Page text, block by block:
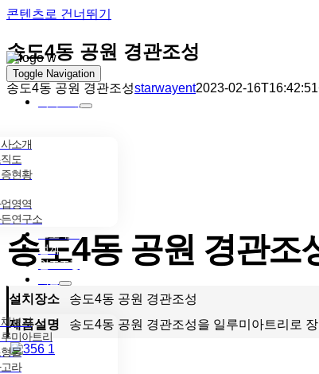
콘텐츠로 건너뛰기
Toggle Navigation
소개
도
현황
영역
연구소
설계
인조조경
보기
미아트리
물
라
송도4동 공원 경관조성
송도4동 공원 경관조성starwayent2023-02-
송도4동 공원 경관조
설치장소
송도4동 공원 경관조성
제품설명 송도4동 공원 경관조성을 일루미아트리로